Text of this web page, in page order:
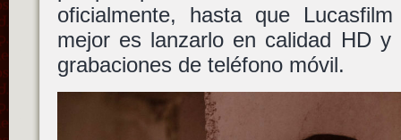
oficialmente, hasta que
mejor es lanzarlo en calidad HD y
grabaciones de teléfono móvil.